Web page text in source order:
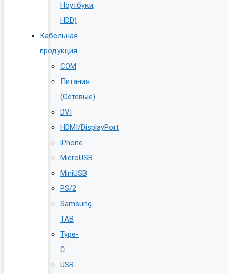
Ноутбуки,
HDD)
Кабельная
продукция
COM
Питания
(Сетевые)
DVI
HDMI/DisplayPort
iPhone
MicroUSB
MiniUSB
PS/2
Samsung
TAB
Type-
C
USB-